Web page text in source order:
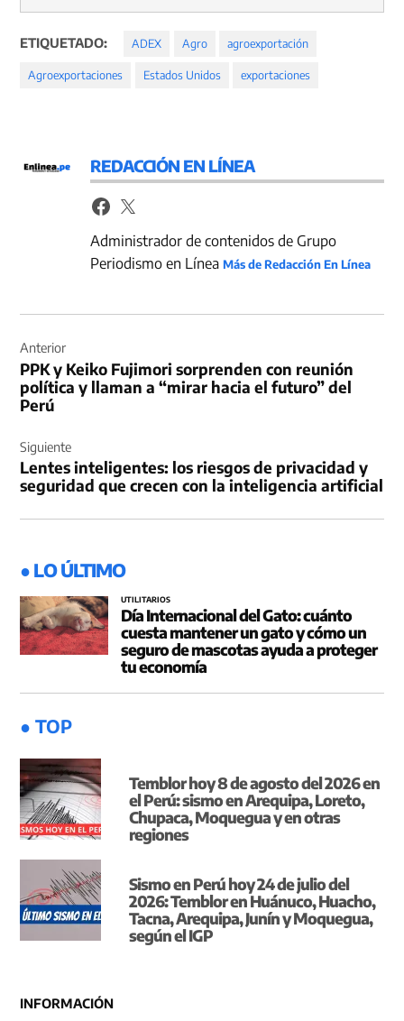
ETIQUETADO: ADEX Agro agroexportación
Agroexportaciones Estados Unidos exportaciones
REDACCIÓN EN LÍNEA
Administrador de contenidos de Grupo
Periodismo en LíneaMás de Redacción En Línea
de
entradas
Anterior
PPK y Keiko Fujimori sorprenden con reunión
política y llaman a “mirar hacia el futuro” del
Perú
Siguiente
Lentes inteligentes: los riesgos de privacidad y
seguridad que crecen con la inteligencia artificial
● LO ÚLTIMO
UTILITARIOS
Día Internacional del Gato: cuánto
cuesta mantener un gato y cómo un
seguro de mascotas ayuda a proteger
tu economía
● TOP
Temblor hoy 8 de agosto del 2026 en
el Perú: sismo en Arequipa, Loreto,
Chupaca, Moquegua y en otras
regiones
Sismo en Perú hoy 24 de julio del
2026: Temblor en Huánuco, Huacho,
Tacna, Arequipa, Junín y Moquegua,
según el IGP
INFORMACIÓN